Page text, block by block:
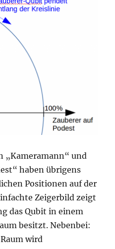
„Kameramann“ und
haben übrigens
Positionen auf der
Zeigerbild zeigt
das Qubit in einem
besitzt. Nebenbei:
wird